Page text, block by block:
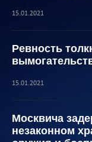
15.01.2021
Ревность
15.01.2021
Москвича
незаконном